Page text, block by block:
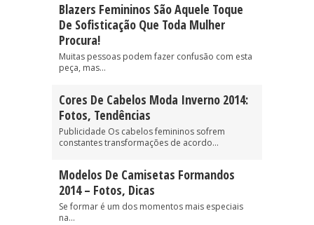
Blazers Femininos São Aquele Toque
De Sofisticação Que Toda Mulher
Procura!
Muitas pessoas podem fazer confusão com esta
peça, mas...
Cores De Cabelos Moda Inverno 2014:
Fotos, Tendências
Publicidade Os cabelos femininos sofrem
constantes transformações de acordo...
Modelos De Camisetas Formandos
2014 – Fotos, Dicas
Se formar é um dos momentos mais especiais
na...